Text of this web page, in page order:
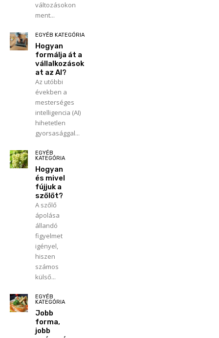
változásokon
ment...
EGYÉB KATEGÓRIA
Hogyan
formálja át a
vállalkozások
at az AI?
Az utóbbi
években a
mesterséges
intelligencia (AI)
hihetetlen
gyorsasággal...
EGYÉB
KATEGÓRIA
Hogyan
és mivel
fújjuk a
szőlőt?
A szőlő
ápolása
állandó
figyelmet
igényel,
hiszen
számos
külső...
EGYÉB
KATEGÓRIA
Jobb
forma,
jobb